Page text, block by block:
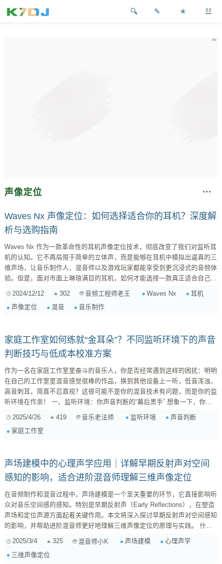
✎ ✭ ☳
声像定位
Waves Nx 声像定位：如何选择适合你的耳机？深度解
析与选购指南
Waves Nx 作为一款革命性的耳机声像定位技术，彻底改变了我们对监听耳
机的认知。它不再局限于简单的立体声，而是能够在耳机中模拟出逼真的三
维声场，让音乐制作人、混音师以及游戏玩家都能享受到更沉浸式的音频体
验。但是，面对市面上琳琅满目的耳机，如何才能选择一款真正适合自己，
Waves Nx，并提供一份详细的选购指南。 一、理解 Waves Nx 的核心技
术 Waves Nx 的核心在于其先进的头部相关传递函数 (HRTF) 技术。HRTF
2024/12/12 302 音频工程师老王 Waves Nx
耳机
声像定位
混音 音乐制作
家庭工作室如何练就“金耳朵”？不同监听环境下的声音
判断技巧与低成本校准方案
作为一名在家庭工作室里奋斗的音乐人，你是否经常遇到这样的困扰：明明
在自己的工作室里混音感觉很棒的作品，换到其他设备上一听，低音浑浊、
高音刺耳，简直不忍直视？这很可能不是你的混音技术有问题，而是你的监
听环境在作祟！ 一、监听环境：你声音判断的“幕后黑手” 想象一下，你戴
听环境就是声音的“哈哈镜”，它会改变声音的频率响应、声像定位，甚至产
生各种各样的反射和共振，让你对声音的判断产生偏差。具体来说，监听环
2025/4/26 419 音乐老法师 监听环境
声音判断
家庭工作室
声场建模中的心理声学应用｜详解早期反射声对空间
感知的影响，适合进阶混音师理解三维声像定位
在音频制作和混音过程中，声场建模是一个至关重要的环节，它直接影响听
众对音乐空间感的感知。特别是早期反射声（Early Reflections），在塑造
声场和定位声源方面起着关键作用。本文将深入探讨早期反射声对空间感知
的影响，并帮助进阶混音师更好地理解三维声像定位的原理与实践。 什么
壁、天花板、地板等）后，在50毫秒内返回听众耳朵的反射声。与后期混响
（Late Reverberation）不同，早期反射声更像是声源的直接延展，它为听
2025/3/4 325 混音师小K 声场建模
心理声学
三维声像定位